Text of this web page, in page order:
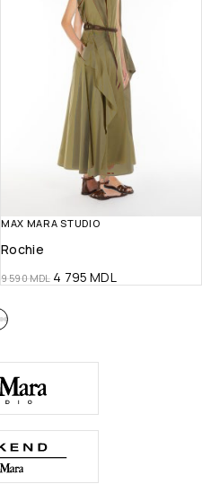
MAX MARA STUDIO
Rochie
9 590MDL 4 795MDL